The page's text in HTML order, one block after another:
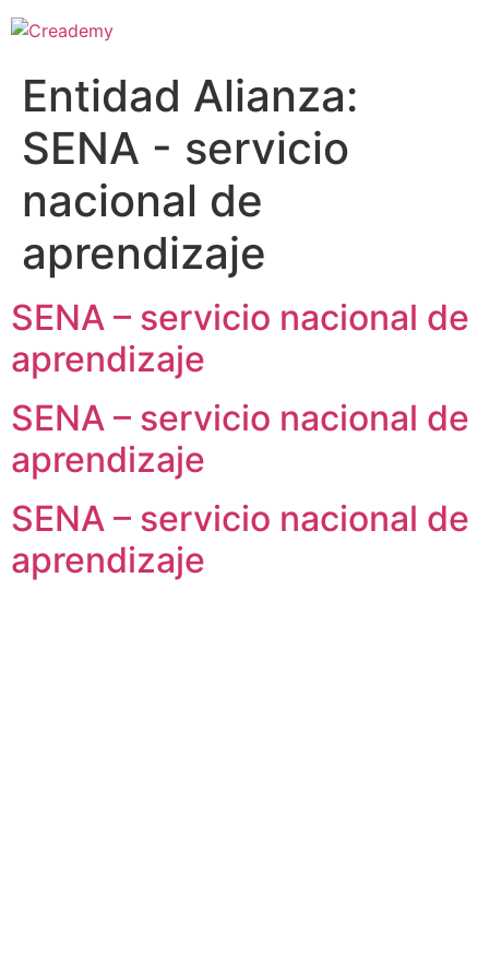
Entidad Alianza:
SENA - servicio
nacional de
aprendizaje
SENA – servicio nacional de
aprendizaje
SENA – servicio nacional de
aprendizaje
SENA – servicio nacional de
aprendizaje